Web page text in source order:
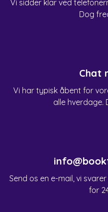
Vi sidder klar ved
Dog
Chat
Vi har typisk åbent for
alle hverdage.
Send os en e-mail, vi
for